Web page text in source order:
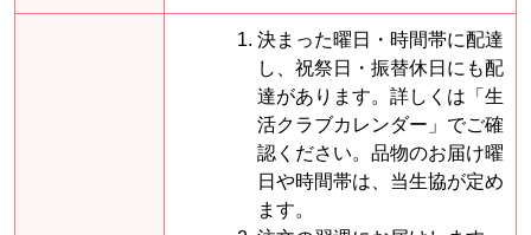
決まった曜日・時間帯に配達
し、祝祭日・振替休日にも配
達があります。詳しくは「生
活クラブカレンダー」でご確
認ください。品物のお届け曜
日や時間帯は、当生協が定め
ます。